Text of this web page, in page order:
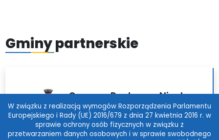
Gminy partnerskie
Comune Ponte san Nicolo
Włochy
W związku z realizacją wymogów Rozporządzenia Parlamentu
Europejskiego i Rady (UE) 2016/679 z dnia 27 kwietnia 2016 r. w
sprawie ochrony osób fizycznych w związku z
przetwarzaniem danych osobowych i w sprawie swobodnego